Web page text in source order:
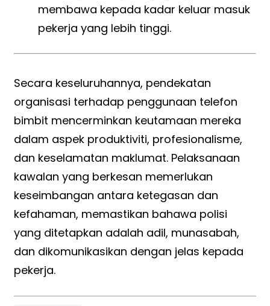
membawa kepada kadar keluar masuk
pekerja yang lebih tinggi.
Secara keseluruhannya, pendekatan
organisasi terhadap penggunaan telefon
bimbit mencerminkan keutamaan mereka
dalam aspek produktiviti, profesionalisme,
dan keselamatan maklumat. Pelaksanaan
kawalan yang berkesan memerlukan
keseimbangan antara ketegasan dan
kefahaman, memastikan bahawa polisi
yang ditetapkan adalah adil, munasabah,
dan dikomunikasikan dengan jelas kepada
pekerja.